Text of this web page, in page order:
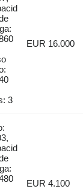
3
EUR 16.000
EUR 4.100